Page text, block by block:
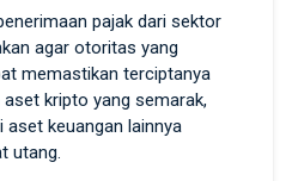
pajak dari sektor
agar otoritas yang
memastikan terciptanya
kripto yang semarak,
keuangan lainnya
utang.